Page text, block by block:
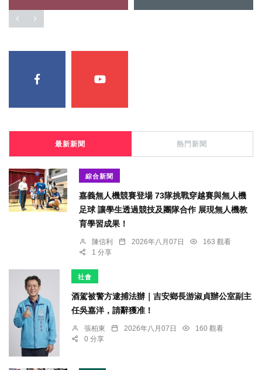
最新新聞 熱門新聞
綜合新聞
嘉義無人機競賽登場 73隊挑戰穿越賽與無人機
足球 讓學生透過競技及團隊合作 展現無人機教
育學習成果！
陳信利 2026年八月07日
163 觀看
1 分享
社會
酒駕被警方逮捕法辦｜吉安鄉長游淑貞辦公室副主
任吳嘉洋，請辭獲准！
張柏東 2026年八月07日
160 觀看
0 分享